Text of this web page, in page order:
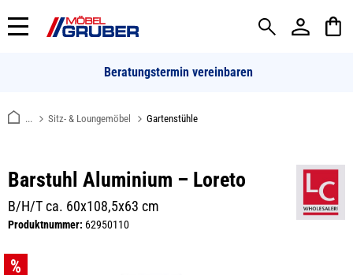
springen
Beratungstermin vereinbaren
... Sitz- & Loungemöbel Gartenstühle
Barstuhl Aluminium – Loreto
B/H/T ca. 60x108,5x63 cm
Produktnummer: 62950110
Bildergalerie überspringen